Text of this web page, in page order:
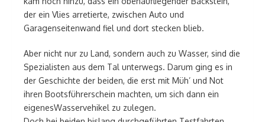
der ein Vlies arretierte, zwischen Auto und
Garagenseitenwand fiel und dort stecken blieb.
Aber nicht nur zu Land, sondern auch zu Wasser, sind die
Spezialisten aus dem Tal unterwegs. Darum ging es in
der Geschichte der beiden, die erst mit Müh’ und Not
ihren Bootsführerschein machten, um sich dann ein
eigenesWasservehikel zu zulegen.